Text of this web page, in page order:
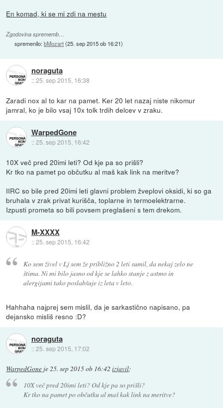
En komad, ki se mi zdi na mestu
Zgodovina sprememb…
spremenilo:bMozart(25. sep 2015 ob 16:21)
noraguta
::25. sep 2015, 16:38
Zaradi nox al to kar na pamet. Ker 20 let nazaj niste nikomur
jamral, ko je bilo vsaj 10x tolk trdih delcev v zraku.
WarpedGone
::25. sep 2015, 16:42
10X več pred 20imi leti? Od kje pa so prišli?
Kr tko na pamet po občutku al maš kak link na meritve?
IIRC so bile pred 20imi leti glavni problem žveplovi oksidi, ki so ga
bruhala v zrak privat kurišča, toplarne in termoelektrarne.
Izpusti prometa so bili povsem preglašeni s tem drekom.
M-XXXX
::25. sep 2015, 16:42
Ko sem živel v Lj sem že približno 2 leti sumil, da nekaj zelo ne
štima. Ni mi bilo jasno od kje se lahko stanje z astmo in
alergijami tako poslabšuje iz leta v leto.
Hahhaha najprej sem mislil, da je sarkastično napisano, pa
dejansko misliš resno :D?
noraguta
::25. sep 2015, 17:02
WarpedGone je 25. sep 2015 ob 16:42 izjavil:
10X več pred 20imi leti? Od kje pa so prišli?
Kr tko na pamet po občutku al maš kak link na meritve?